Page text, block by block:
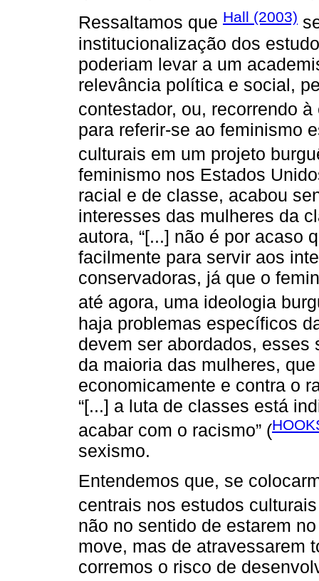
Ressaltamos que Hall (2003)
institucionalização dos
poderiam levar a um
relevância política e social,
contestador, ou, recorrendo
para referir-se ao feminismo
culturais em um projeto
feminismo nos Estados
racial e de classe, acabou
interesses das mulheres da
autora, “[...] não é por acaso
facilmente para servir aos
conservadoras, já que o
até agora, uma ideologia
haja problemas específicos
devem ser abordados,
da maioria das mulheres,
economicamente e contra o
“[...] a luta de classes está
acabar com o racismo” (
sexismo.
Entendemos que, se
centrais nos estudos
não no sentido de estarem
move, mas de atravessarem
corremos o risco de